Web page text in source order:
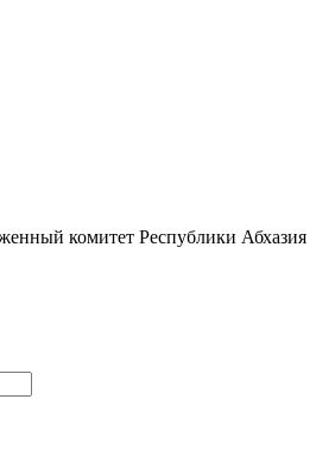
комитет Республики Абхазия